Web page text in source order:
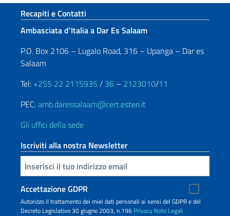
Sezione footer
Recapiti e Contatti
Ambasciata d’Italia a Dar Es Salaam
P.O. Box 2106 – Lugalo Road, 316 – Upanga – Dar es
Salaam
Tel: +255 22 2115935 / 36 – 2123010/11
PEC:amb.daressalaam@cert.esteri.it
Gli uffici della sede
Iscriviti alla nostra Newsletter
Inserisci la tua email
Accettazione GDPR
Autorizzo il trattamento dei miei dati personali ai sensi del GDPR e del
Decreto Legislativo 30 giugno 2003, n.196 Privacy Note Legali